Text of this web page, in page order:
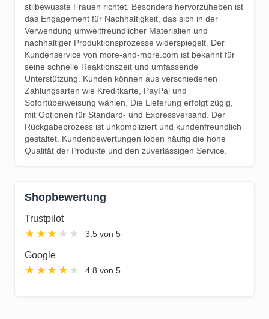
stilbewusste Frauen richtet. Besonders hervorzuheben ist
das Engagement für Nachhaltigkeit, das sich in der
Verwendung umweltfreundlicher Materialien und
nachhaltiger Produktionsprozesse widerspiegelt. Der
Kundenservice von more-and-more.com ist bekannt für
seine schnelle Reaktionszeit und umfassende
Unterstützung. Kunden können aus verschiedenen
Zahlungsarten wie Kreditkarte, PayPal und
Sofortüberweisung wählen. Die Lieferung erfolgt zügig,
mit Optionen für Standard- und Expressversand. Der
Rückgabeprozess ist unkompliziert und kundenfreundlich
gestaltet. Kundenbewertungen loben häufig die hohe
Qualität der Produkte und den zuverlässigen Service.
Shopbewertung
Trustpilot
★★★ ★ ★ 3.5 von 5
Google
★★★★ ★ 4.8 von 5